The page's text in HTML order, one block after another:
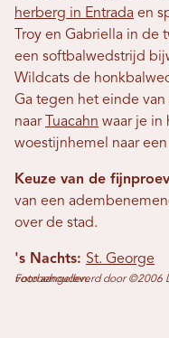
herberg in Entrada en
Troy en Gabriella in
een softbalwedstrijd
Wildcats de
Ga tegen het einde
naar
Tuacahn waar je in
woestijnhemel naar
Keuze van de
van een
over de stad.
's Nachts: St. George
Foto aangeleverd door ©2006 DISNEY CHANNEL. Alle rechten voorbehouden.